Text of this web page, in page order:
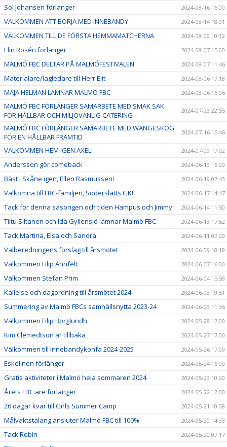
Sol Johansen förlänger 2024-08-16 16:00
VÄLKOMMEN ATT BÖRJA MED INNEBANDY 2024-08-14 18:01
VÄLKOMMEN TILL DE FÖRSTA HEMMAMATCHERNA 2024-08-09 10:32
Elin Rosén förlänger 2024-08-07 15:00
MALMÖ FBC DELTAR PÅ MALMÖFESTIVALEN 2024-08-07 11:46
Materialare/lagledare till Herr Elit 2024-08-06 17:18
MAJA HELMAN LÄMNAR MALMÖ FBC 2024-08-06 16:06
MALMÖ FBC FÖRLÄNGER SAMARBETE MED SMAK SAK
FÖR HÅLLBAR OCH MILJÖVÄNLIG CATERING
2024-07-23 22:55
MALMÖ FBC FÖRLÄNGER SAMARBETE MED WANGESKOG
FÖR EN HÅLLBAR FRAMTID
2024-07-16 15:46
VÄLKOMMEN HEM IGEN AXEL! 2024-07-09 17:02
Andersson gör comeback 2024-06-19 16:00
Bäst i Skåne igen, Ellen Rasmussen! 2024-06-19 07:43
Välkomna till FBC-familjen, Söderslätts GK! 2024-06-17 14:47
Tack för denna säsongen och tiden Hampus och Jimmy 2024-06-14 11:50
Tiltu Siltanen och Ida Gyllensjö lämnar Malmö FBC 2024-06-13 17:52
Tack Martina, Elsa och Sandra 2024-06-11 07:00
Valberedningens förslag till årsmötet 2024-06-09 18:19
Välkommen Filip Ahnfelt 2024-06-07 16:00
Välkommen Stefan Prim 2024-06-04 15:59
Kallelse och dagordning till årsmötet 2024 2024-06-03 19:51
Summering av Malmö FBCs samhällsnytta 2023-24 2024-06-03 11:36
Välkommen Filip Borglundh 2024-05-28 17:00
Kim Clemedtson är tillbaka 2024-05-27 17:00
Välkommen till Innebandykonfa 2024-2025 2024-05-26 17:09
Eskelinen förlänger 2024-05-24 16:00
Gratis aktiviteter i Malmö hela sommaren 2024 2024-05-23 10:20
Årets FBC:are förlänger 2024-05-22 12:00
26 dagar kvar till Girls Summer Camp 2024-05-21 10:08
Målvaktstalang ansluter Malmö FBC till 100% 2024-05-20 14:33
Tack Robin 2024-05-20 07:17